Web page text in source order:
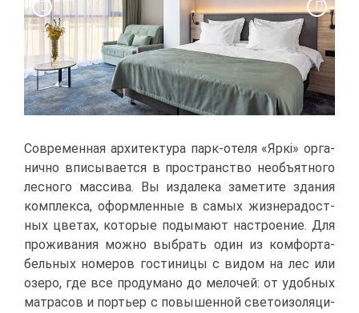
Со­вре­мен­ная ар­хи­тек­ту­ра парк-оте­ля «Яр­кi» ор­га­
нич­но впи­сы­ва­ет­ся в про­стран­ство необъ­ят­но­го
лес­но­го мас­си­ва. Вы из­да­ле­ка за­ме­ти­те зда­ния
ком­плек­са, оформ­лен­ные в са­мых жиз­не­ра­дост­
ных цве­тах, ко­то­рые поды­ма­ют на­стро­е­ние. Для
про­жи­ва­ния мож­но вы­брать один из ком­фор­та­
бель­ных но­ме­ров го­сти­ни­цы с ви­дом на лес или
озе­ро, где все про­ду­ма­но до ме­ло­чей: от удоб­ных
мат­ра­сов и пор­тьер с по­вы­шен­ной све­то­изо­ля­ци­